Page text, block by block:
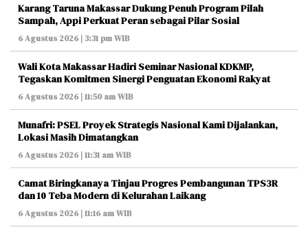
Karang Taruna Makassar Dukung Penuh Program Pilah
Sampah, Appi Perkuat Peran sebagai Pilar Sosial
6 Agustus 2026 | 3:31 pm WIB
Wali Kota Makassar Hadiri Seminar Nasional KDKMP,
Tegaskan Komitmen Sinergi Penguatan Ekonomi Rakyat
6 Agustus 2026 | 11:50 am WIB
Munafri: PSEL Proyek Strategis Nasional Kami Dijalankan,
Lokasi Masih Dimatangkan
6 Agustus 2026 | 11:31 am WIB
Camat Biringkanaya Tinjau Progres Pembangunan TPS3R
dan 10 Teba Modern di Kelurahan Laikang
6 Agustus 2026 | 11:16 am WIB